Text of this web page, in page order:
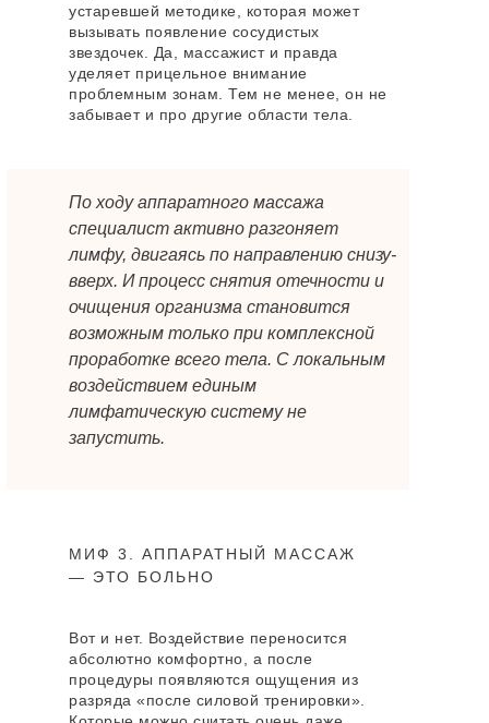
МИФ 3. АППАРАТНЫЙ МАССАЖ
— ЭТО БОЛЬНО
устаревшей методике, которая может
вызывать появление сосудистых
звездочек. Да, массажист и правда
уделяет прицельное внимание
проблемным зонам. Тем не менее, он не
забывает и про другие области тела.
По ходу аппаратного массажа
специалист активно разгоняет
лимфу, двигаясь по направлению снизу-
вверх. И процесс снятия отечности и
очищения организма становится
возможным только при комплексной
проработке всего тела. С локальным
воздействием единым
лимфатическую систему не
запустить.
Вот и нет. Воздействие переносится
абсолютно комфортно, а после
процедуры появляются ощущения из
разряда «после силовой тренировки».